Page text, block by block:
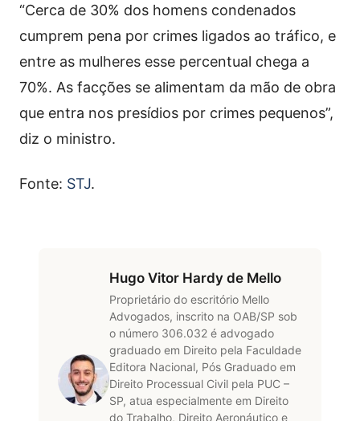
“Cerca de 30% dos homens condenados
cumprem pena por crimes ligados ao tráfico, e
entre as mulheres esse percentual chega a
70%. As facções se alimentam da mão de obra
que entra nos presídios por crimes pequenos”,
diz o ministro.
Fonte: STJ.
Hugo Vitor Hardy de Mello
Proprietário do escritório Mello
Advogados, inscrito na OAB/SP sob
o número 306.032 é advogado
graduado em Direito pela Faculdade
Editora Nacional, Pós Graduado em
Direito Processual Civil pela PUC –
SP, atua especialmente em Direito
do Trabalho, Direito Aeronáutico e